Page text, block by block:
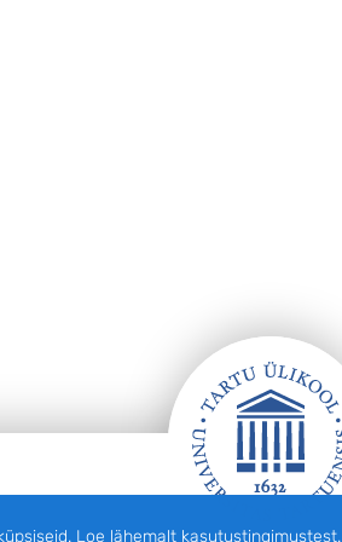
Loe lähemalt kasutustingimustest.